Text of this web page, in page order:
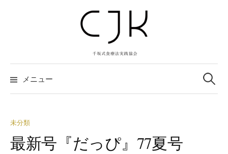
ツ
へ メニュー
検
索:
未分類
最新号『だっぴ』77夏号